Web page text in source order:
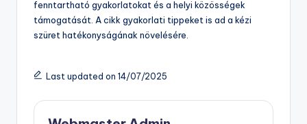
A kézi szüret a bor minőségének meghatározó
tényezője, mivel lehetővé teszi a szőlőszemek gondos
válogatását, amely javítja a bor ízprofilját és aromáját. A
minőségét, a szüret időzítésének hatását a bor ízére,
Továbbá, bemutatja a kézi szüret előnyeit, beleértve a
fenntartható gyakorlatokat és a helyi közösségek